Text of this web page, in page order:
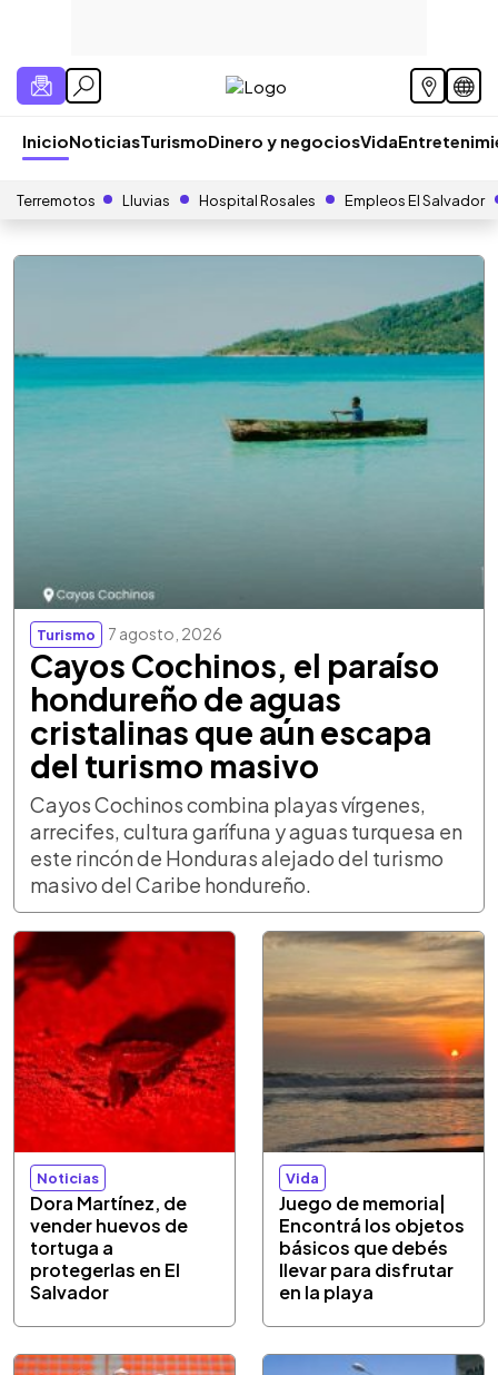
InicioNoticiasTurismoDinero y negociosVida
Terremotos Lluvias Hospital Rosales Empleos El Salvador
Turismo 7 agosto, 2026
Cayos Cochinos, el paraíso
hondureño de aguas
cristalinas que aún escapa
del turismo masivo
Cayos Cochinos combina playas vírgenes,
arrecifes, cultura garífuna y aguas turquesa en
este rincón de Honduras alejado del turismo
masivo del Caribe hondureño.
Noticias
Dora Martínez, de
vender huevos de
tortuga a
protegerlas en El
Salvador
Vida
Juego de memoria|
Encontrá los objetos
básicos que debés
llevar para disfrutar
en la playa